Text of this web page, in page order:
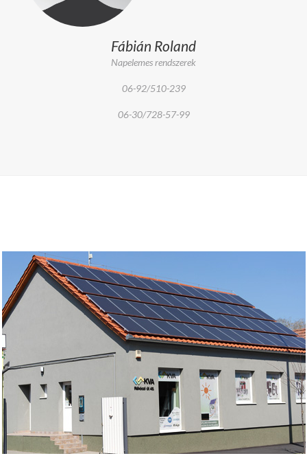
Fábián Roland
Napelemes rendszerek
06-92/510-239
06-30/728-57-99